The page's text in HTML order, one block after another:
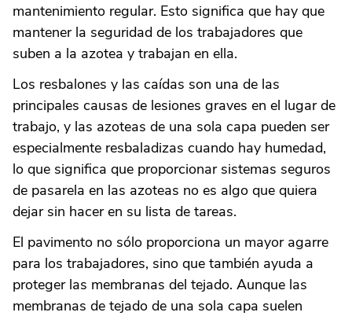
mantenimiento regular. Esto significa que hay que
mantener la seguridad de los trabajadores que
suben a la azotea y trabajan en ella.
Los resbalones y las caídas son una de las
principales causas de lesiones graves en el lugar de
trabajo, y las azoteas de una sola capa pueden ser
especialmente resbaladizas cuando hay humedad,
lo que significa que proporcionar sistemas seguros
de pasarela en las azoteas no es algo que quiera
dejar sin hacer en su lista de tareas.
El pavimento no sólo proporciona un mayor agarre
para los trabajadores, sino que también ayuda a
proteger las membranas del tejado. Aunque las
membranas de tejado de una sola capa suelen